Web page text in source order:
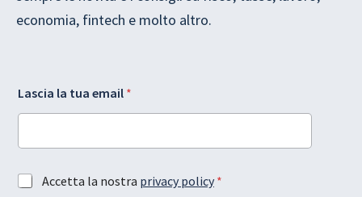
economia, fintech e molto altro.
a
s
e
m
m
a
a
s
Lascia la tua email *
A
Accetta la nostra privacy policy *